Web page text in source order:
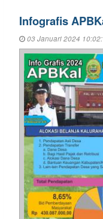
Infografis
03 Januari 2024